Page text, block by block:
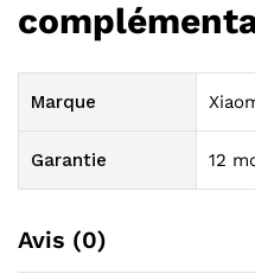
Marque
Garantie 12
Avis (0)